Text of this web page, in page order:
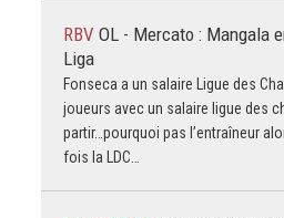
RBV OL - Mercato : Mangala
Liga
Fonseca a un salaire Ligue des
joueurs avec un salaire ligue des
partir…pourquoi pas l’entraîneur
fois la LDC…